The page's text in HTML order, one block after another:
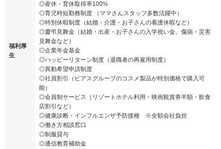
福利厚
生
◎産休・育休取得率100%
◎育児時短勤務制度 （ママさんスタッフ多数活躍中）
◎特別休暇制度（結婚・介護・お子さんの看護休暇など）
◎慶弔見舞金（結婚・出産・お子さんの入学祝い金、傷病・災害
見舞金など）
◎企業年金基金
◎ハッピーリターン制度（退職者の再雇用制度）
◎異動希望申請制度
◎社員割引（ピアスグループのコスメ製品が特別価格で購入可
能）
◎会員制サービス（リゾートホテル利用・映画観賞券半額・飲食
店割引など）
◎健康診断・インフルエンザ予防接種 ※全額会社負担
◎働き方相談窓口
◎制服貸与
◎通信教育補助金